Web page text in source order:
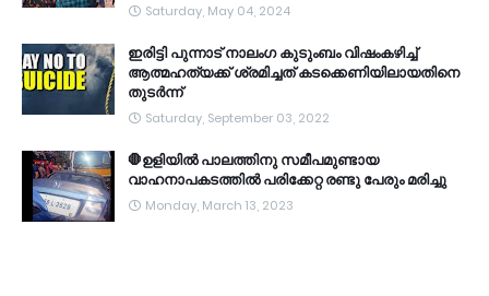
Saturday, May 04, 2024
ഇരിട്ടി പുന്നാട് നാലംഗ കുടുംബം വിഷംകഴിച്ച്‌
ആത്മഹത്യക്ക് ശ്രമിച്ചത് കടക്കെണിയിലായതിനെ
തുടർന്ന്
Saturday, September 03, 2022
🛑ഉളിയിൽ പാലത്തിനു സമീപമുണ്ടായ
വാഹനാപകടത്തിൽ പരിക്കേറ്റ രണ്ടു പേരും മരിച്ചു
Monday, March 13, 2023